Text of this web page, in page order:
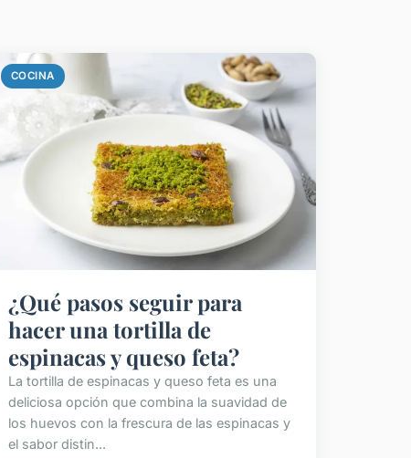
COCINA
¿Qué pasos seguir para
hacer una tortilla de
espinacas y queso feta?
La tortilla de espinacas y queso feta es una
deliciosa opción que combina la suavidad de
los huevos con la frescura de las espinacas y
el sabor distin...